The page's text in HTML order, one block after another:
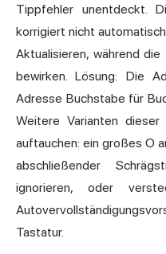
Tippfehler unentdeckt.
korrigiert nicht
Aktualisieren, während
bewirken. Lösung: Die
Adresse Buchstabe für
Weitere Varianten
auftauchen: ein großes O
abschließender
ignorieren, oder
Tastatur.